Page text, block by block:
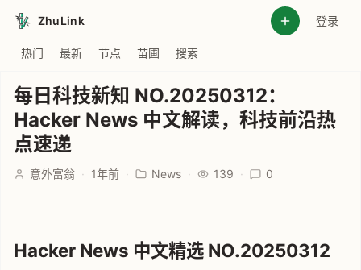
ZhuLink 登录
热门 最新 节点 苗圃 搜索
每日科技新知 NO.20250312：
Hacker News 中文解读，科技前沿热
点速递
意外富翁 · 1年前 · News · 139 · 0
Hacker News 中文精选 NO.20250312